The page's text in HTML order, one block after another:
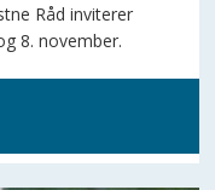
Råd inviterer
8. november.